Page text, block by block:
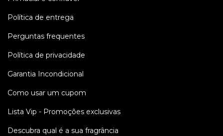
Política de entrega
Perguntas frequentes
Política de privacidade
Garantia Incondicional
Como usar um cupom
Lista Vip - Promoções exclusivas
Descubra qual é a sua fragrância